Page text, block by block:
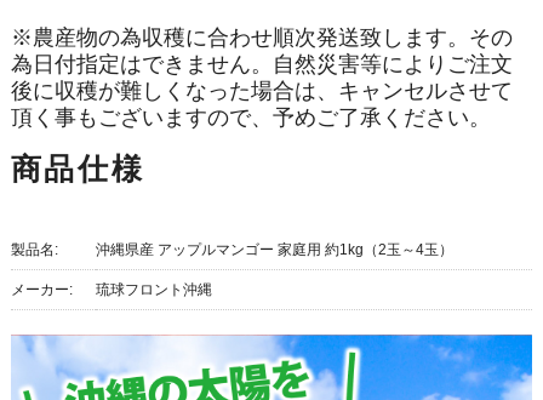
※農産物の為収穫に合わせ順次発送致します。その
為日付指定はできません。自然災害等によりご注文
後に収穫が難しくなった場合は、キャンセルさせて
頂く事もございますので、予めご了承ください。
商品仕様
製品名: 沖縄県産 アップルマンゴー 家庭用 約1kg（2玉～4玉）
メーカー: 琉球フロント沖縄